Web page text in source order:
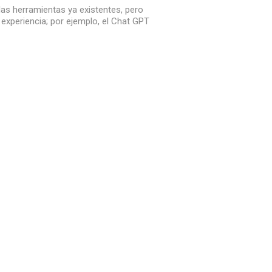
herramientas ya existentes, pero
por ejemplo, el Chat GPT